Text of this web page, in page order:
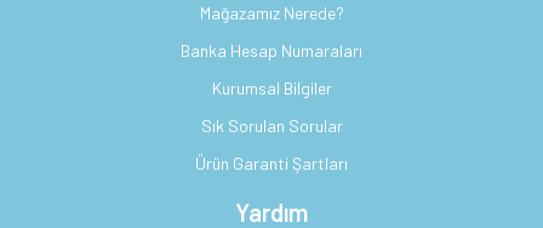
Mağazamız Nerede?
Banka Hesap Numaraları
Kurumsal Bilgiler
Sık Sorulan Sorular
Ürün Garanti Şartları
Yardım